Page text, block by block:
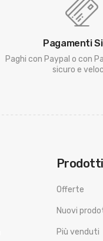
Pagamenti
Paghi con Paypal o con
sicuro e
Prodotti
Offerte
Nuovi
Più venduti